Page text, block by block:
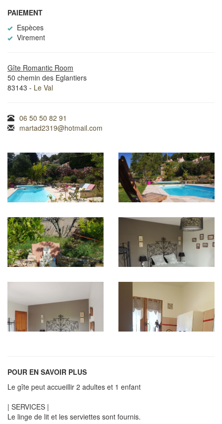
PAIEMENT
Espèces
Virement
Gîte Romantic Room
50 chemin des Eglantiers
83143 - Le Val
06 50 50 82 91
martad2319@hotmail.com
POUR EN SAVOIR PLUS
Le gîte peut accueillir 2 adultes et 1 enfant
| SERVICES |
Le linge de lit et les serviettes sont fournis.